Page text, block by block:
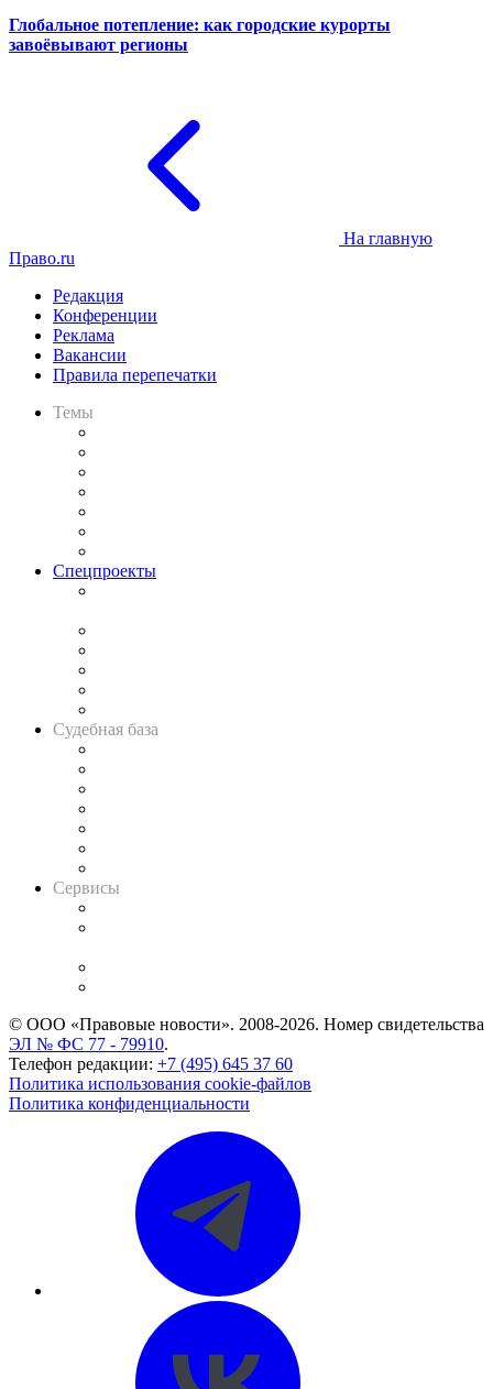
Глобальное потепление: как городские курорты
завоёвывают регионы
На главную
Право.ru
Редакция
Конференции
Реклама
Вакансии
Правила перепечатки
Темы
Спецпроекты
Судебная база
Сервисы
© ООО «Правовые новости». 2008-2026. Номер свидетельства
ЭЛ № ФС 77 - 79910.
Телефон редакции: +7 (495) 645 37 60
Политика использования cookie-файлов
Политика конфиденциальности